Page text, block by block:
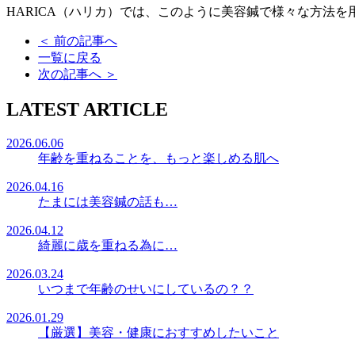
HARICA（ハリカ）では、このように美容鍼で様々な方法を
＜ 前の記事へ
一覧に戻る
次の記事へ ＞
LATEST ARTICLE
2026.06.06
年齢を重ねることを、もっと楽しめる肌へ
2026.04.16
たまには美容鍼の話も…
2026.04.12
綺麗に歳を重ねる為に…
2026.03.24
いつまで年齢のせいにしているの？？
2026.01.29
【厳選】美容・健康におすすめしたいこと